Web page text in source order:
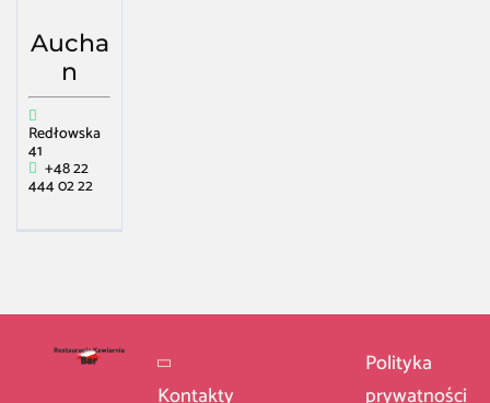
Aucha
n
Redłowska
41
+48 22
444 02 22
Kontakty
Polityka
prywatności